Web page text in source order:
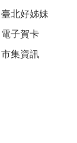
臺北好姊妹
電子賀卡
市集資訊